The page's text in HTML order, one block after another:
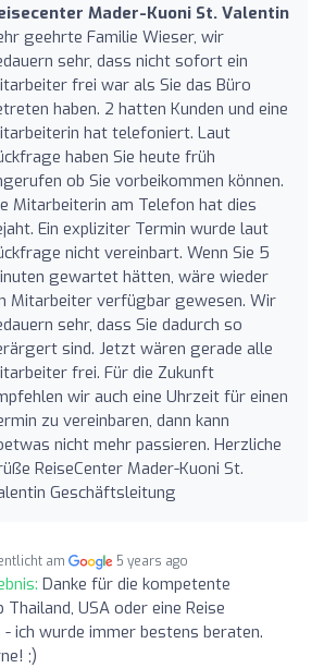
Mader-Kuoni St. Valentin
geehrte Familie Wieser, wir
sehr, dass nicht sofort ein
frei war als Sie das Büro
haben. 2 hatten Kunden und eine
hat telefoniert. Laut
haben Sie heute früh
ob Sie vorbeikommen können.
Mitarbeiterin am Telefon hat dies
Ein expliziter Termin wurde laut
nicht vereinbart. Wenn Sie 5
gewartet hätten, wäre wieder
Mitarbeiter verfügbar gewesen. Wir
sehr, dass Sie dadurch so
sind. Jetzt wären gerade alle
frei. Für die Zukunft
wir auch eine Uhrzeit für einen
zu vereinbaren, dann kann
nicht mehr passieren. Herzliche
ReiseCenter Mader-Kuoni St.
Geschäftsleitung
am 5 years ago
Danke für die kompetente
USA oder eine Reise
- ich wurde immer bestens beraten.
;)